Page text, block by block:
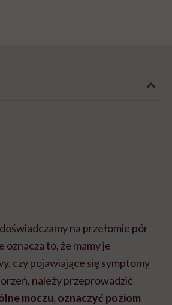
na przełomie pór
to, że mamy je
czy pojawiające się symptomy
należy przeprowadzić
moczu, oznaczyć poziom